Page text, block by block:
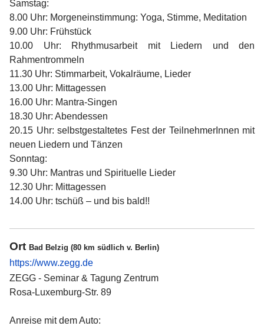
Samstag:
8.00 Uhr: Morgeneinstimmung: Yoga, Stimme, Meditation
9.00 Uhr: Frühstück
10.00 Uhr: Rhythmusarbeit mit Liedern und den
Rahmentrommeln
11.30 Uhr: Stimmarbeit, Vokalräume, Lieder
13.00 Uhr: Mittagessen
16.00 Uhr: Mantra-Singen
18.30 Uhr: Abendessen
20.15 Uhr: selbstgestaltetes Fest der TeilnehmerInnen mit
neuen Liedern und Tänzen
Sonntag:
9.30 Uhr: Mantras und Spirituelle Lieder
12.30 Uhr: Mittagessen
14.00 Uhr: tschüß – und bis bald!!
Ort Bad Belzig (80 km südlich v. Berlin)
https://www.zegg.de
ZEGG - Seminar & Tagung Zentrum
Rosa-Luxemburg-Str. 89
Anreise mit dem Auto: